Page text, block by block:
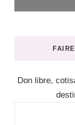
Don libre,